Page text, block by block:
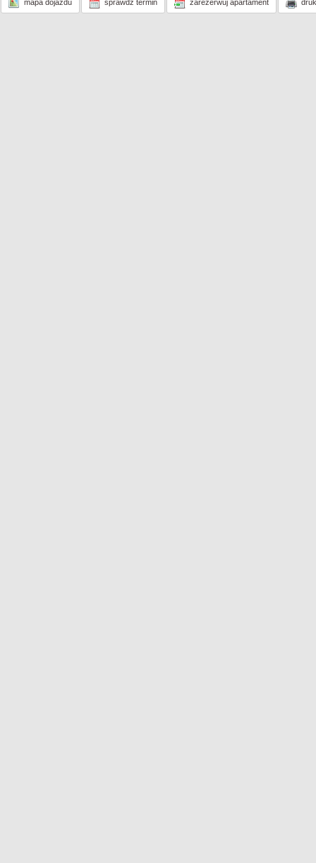
mapa dojazdu sprawdź termin zarezerwuj apartament